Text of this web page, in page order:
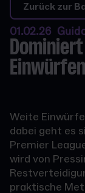
Zurück zur
01.02.26
Einwürfen
Weite
dabei geht es
Premier
wird von
praktische